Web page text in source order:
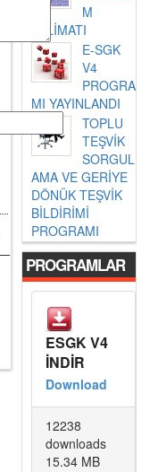
M
TALİMATI
E-SGK
V4
PROGRA
MI YAYINLANDI
TOPLU
TEŞVİK
SORGUL
AMA VE GERİYE
DÖNÜK TEŞVİK
BİLDİRİMİ
PROGRAMI
PROGRAMLAR
ESGK V4
İNDİR
Download
12238
downloads
15.34 MB